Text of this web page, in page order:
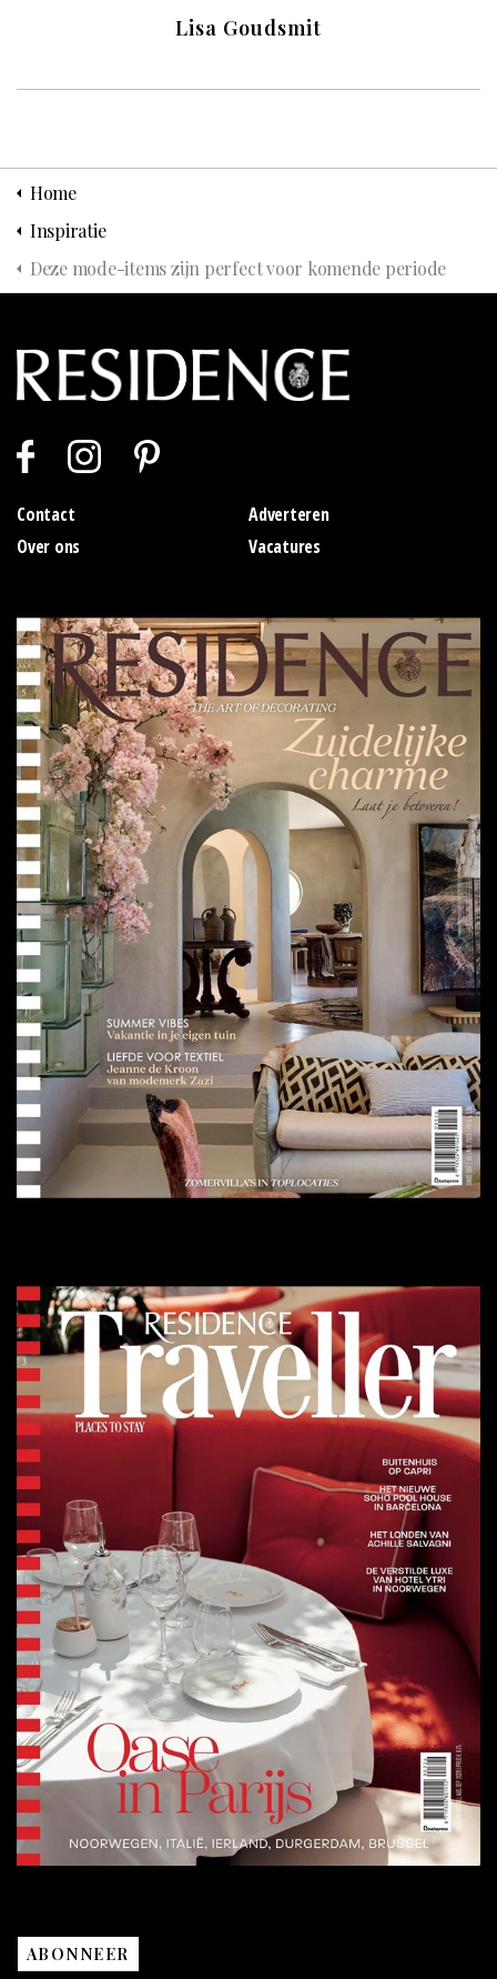
Lisa Goudsmit
Home
Inspiratie
Deze mode-items zijn perfect voor komende periode
Contact
Adverteren
Over ons
Vacatures
ABONNEER